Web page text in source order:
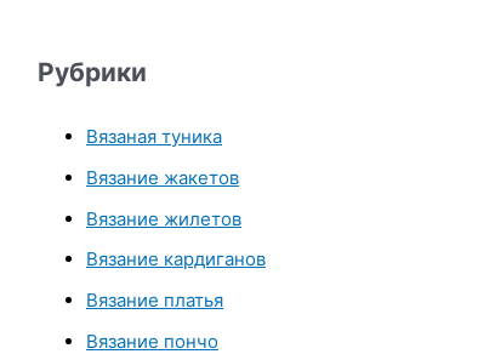
Рубрики
Вязаная туника
Вязание жакетов
Вязание жилетов
Вязание кардиганов
Вязание платья
Вязание пончо